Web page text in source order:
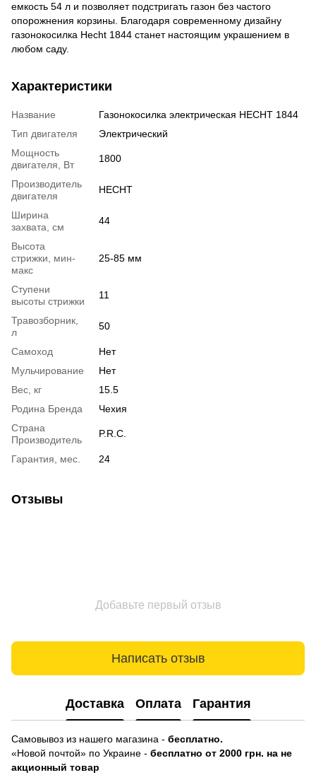
емкость 54 л и позволяет подстригать газон без частого
опорожнения корзины. Благодаря современному дизайну
газонокосилка Hecht 1844 станет настоящим украшением в
любом саду.
Характеристики
Название
Газонокосилка электрическая HECHT 1844
Тип двигателя
Электрический
Мощность
двигателя, Вт
1800
Производитель
двигателя
HECHT
Ширина
захвата, см
44
Высота
стрижки, мин-
макс
25-85 мм
Ступени
высоты стрижки
11
Травозборник,
л
50
Самоход
Нет
Мульчирование
Нет
Вес, кг
15.5
Родина Бренда
Чехия
Страна
Производитель
P.R.C.
Гарантия, мес. 24
Отзывы
Добавьте первый отзыв
Написать отзыв
Доставка Оплата Гарантия
Самовывоз из нашего магазина - бесплатно.
«Новой почтой» по Украине - бесплатно от 2000 грн. на не
акционный товар